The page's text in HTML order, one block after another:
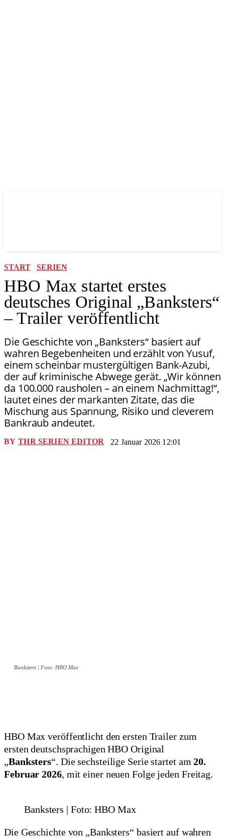
START SERIEN
HBO Max startet erstes
deutsches Original „Banksters“
– Trailer veröffentlicht
Die Geschichte von „Banksters“ basiert auf
wahren Begebenheiten und erzählt von Yusuf,
einem scheinbar mustergültigen Bank-Azubi,
der auf kriminische Abwege gerät. „Wir können
da 100.000 rausholen – an einem Nachmittag!“,
lautet eines der markanten Zitate, das die
Mischung aus Spannung, Risiko und cleverem
Bankraub andeutet.
BY THR SERIEN EDITOR 22 Januar 2026 12:01
Banksters | Foto: HBO Max
HBO Max veröffentlicht den ersten Trailer zum
ersten deutschsprachigen HBO Original
„Banksters“. Die sechsteilige Serie startet am20.
Februar 2026, mit einer neuen Folge jeden Freitag.
Banksters | Foto: HBO Max
Die Geschichte von „Banksters“ basiert auf wahren